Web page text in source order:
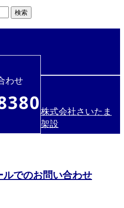
わせ
ルでのお問い合わせ
株式会社さいたま
架設